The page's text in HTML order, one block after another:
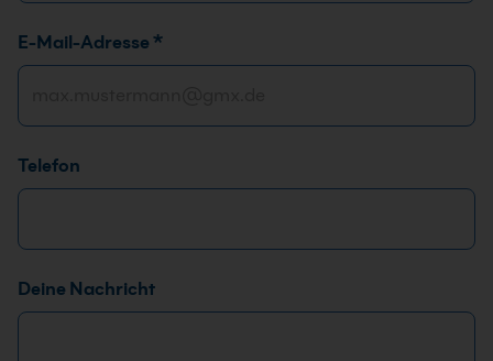
E-Mail-Adresse *
Telefon
*
D
Deine Nachricht